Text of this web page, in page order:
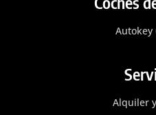
Autokey
Alquiler